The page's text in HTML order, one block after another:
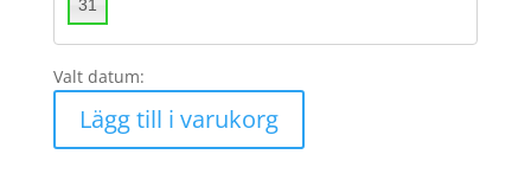
31
Valt datum:
kalenderår
Familj
Lägg till i varukorg